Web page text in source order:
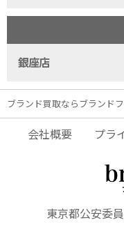
ブランド買取ならブランド
銀座店
会社概要 プラ
東京都公安委